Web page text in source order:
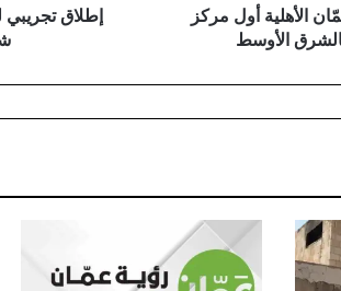
الأهلية أول مركز
عمّانإطلاق